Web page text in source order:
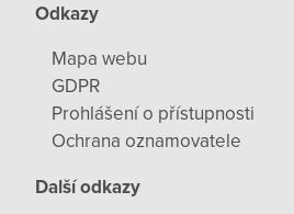
Odkazy
Mapa webu
GDPR
Prohlášení o přístupnosti
Ochrana oznamovatele
Další odkazy